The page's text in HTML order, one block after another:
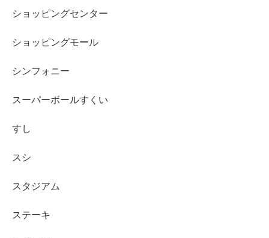
ショッピングセンター
ショッピングモール
シンフォニー
スーパーボールすくい
すし
スシ
スタジアム
ステーキ